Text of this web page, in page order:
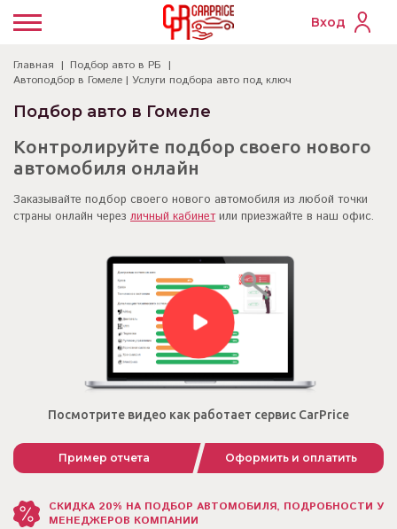
Вход
Главная
Подбор авто в РБ
Автоподбор в Гомеле | Услуги подбора авто под ключ
Подбор авто в Гомеле
Контролируйте подбор своего нового
автомобиля онлайн
Заказывайте подбор своего нового автомобиля из любой точки
страны онлайн через личный кабинетили приезжайте в наш офис.
Посмотрите видео как работает сервис CarPrice
Пример отчета Оформить и оплатить
СКИДКА 20% НА ПОДБОР АВТОМОБИЛЯ, ПОДРОБНОСТИ У
МЕНЕДЖЕРОВ КОМПАНИИ